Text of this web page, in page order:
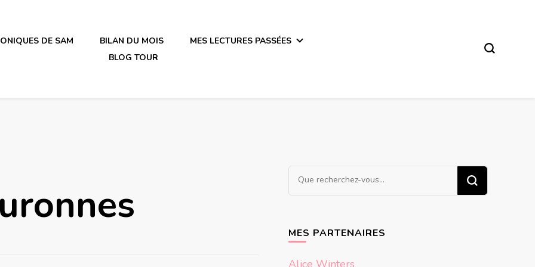
en plastique
DE SAM BILAN DU MOIS
MES LECTURES PASSÉES
BLOG TOUR
Vous
recherchiez
MES PARTENAIRES